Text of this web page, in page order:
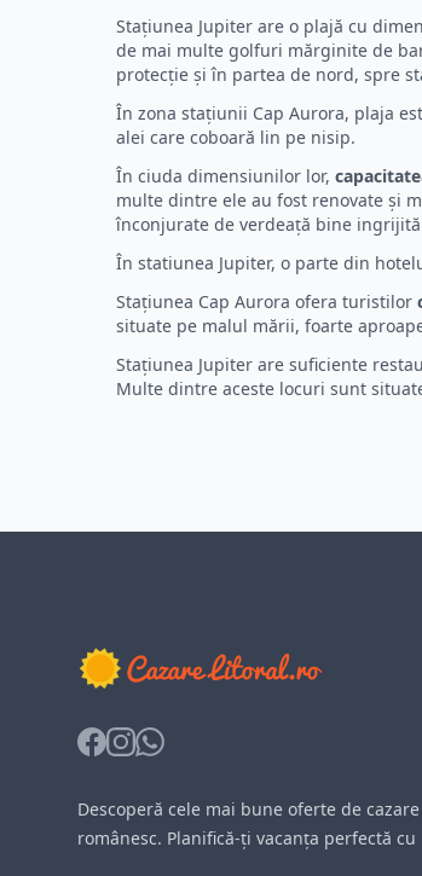
Stațiunea Jupiter are o plajă cu
de mai multe golfuri mărginite de
protecție și în partea de nord, spre
În zona stațiunii Cap Aurora, plaja
alei care coboară lin pe nisip.
În ciuda dimensiunilor lor,
multe dintre ele au fost renovate și
înconjurate de verdeață bine
În statiunea Jupiter, o parte din
Stațiunea Cap Aurora ofera turistilor
situate pe malul mării, foarte
Stațiunea Jupiter are suficiente
Multe dintre aceste locuri sunt
Facebook
Instagram
Whatsapp
Descoperă cele mai bune oferte de
românesc. Planifică-ți vacanța perfectă cu